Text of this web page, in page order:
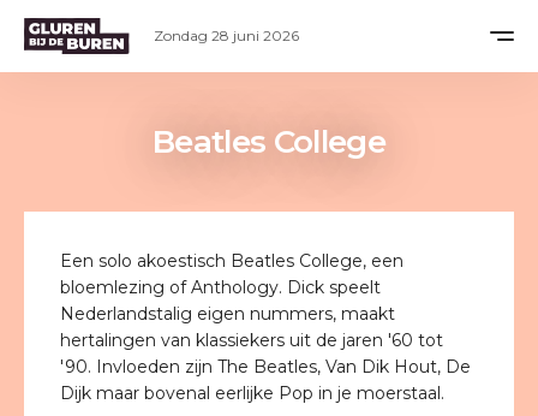
Beatles College
Een solo akoestisch Beatles College, een
bloemlezing of Anthology. Dick speelt
Nederlandstalig eigen nummers, maakt
hertalingen van klassiekers uit de jaren '60 tot
'90. Invloeden zijn The Beatles, Van Dik Hout, De
Dijk maar bovenal eerlijke Pop in je moerstaal.
Zondag 28 juni 2026